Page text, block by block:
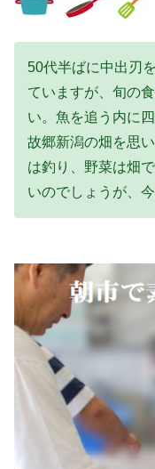
50代半ばに中出刃
ていますが、旬の
い。魚を追う内に
故郷新潟の畑を思
は釣り、野菜は畑
いのでしょうが、